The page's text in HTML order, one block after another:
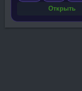
Открыть